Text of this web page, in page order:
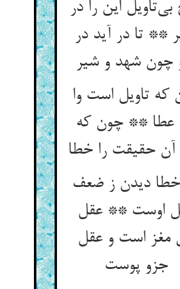
این را در
** تا در آید در
چون شهد و شیر
که تاویل است وا
عطا ** چون که
آن حقیقت را خطا
دیدن ز ضعف
اوست ** عقل
مغز است و عقل
جزو پوست‌‌